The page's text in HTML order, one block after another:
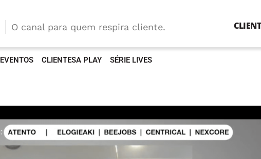
O canal para quem respira cliente.
EVENTOS CLIENTESA PLAY SÉRIE LIVES